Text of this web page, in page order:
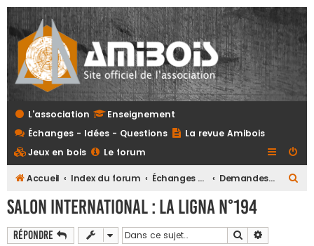
L'association
Enseignement
Échanges - Idées - Questions
La revue Amibois
Jeux en bois
Le forum
Accueil Index du forum Échanges - Idées - Questions Demandes, vie des régions, échange d'idées, annonces...
Salon international : LA LIGNA N°194
Répondre Rechercher